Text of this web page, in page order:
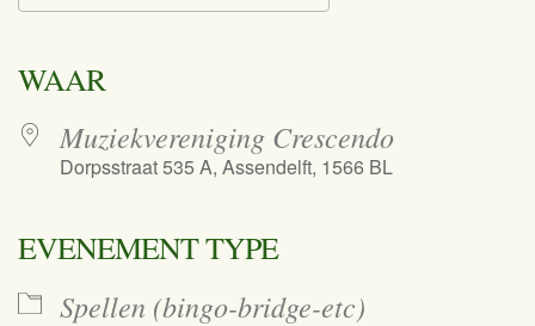
WAAR
Muziekvereniging Crescendo
Dorpsstraat 535 A, Assendelft, 1566 BL
EVENEMENT TYPE
Spellen (bingo-bridge-etc)